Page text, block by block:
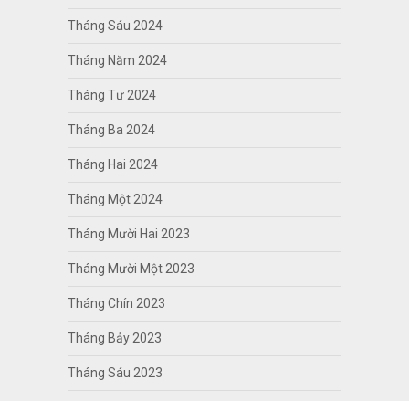
Tháng Sáu 2024
Tháng Năm 2024
Tháng Tư 2024
Tháng Ba 2024
Tháng Hai 2024
Tháng Một 2024
Tháng Mười Hai 2023
Tháng Mười Một 2023
Tháng Chín 2023
Tháng Bảy 2023
Tháng Sáu 2023